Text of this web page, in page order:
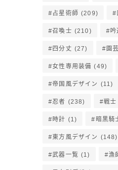
占星術師 (209)
召喚士 (210) 吟
四分丈 (27) 園
女性専用装備 (49)
帝国風デザイン (11)
忍者 (238) 戦士
時計 (1) 暗黒騎
東方風デザイン (148)
武器一覧 (1) 漁